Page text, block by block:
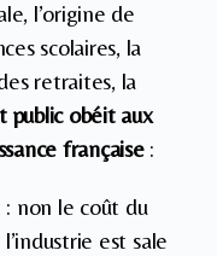
l’origine de
scolaires, la
retraites, la
public obéit aux
française:
: non le coût du
est sale